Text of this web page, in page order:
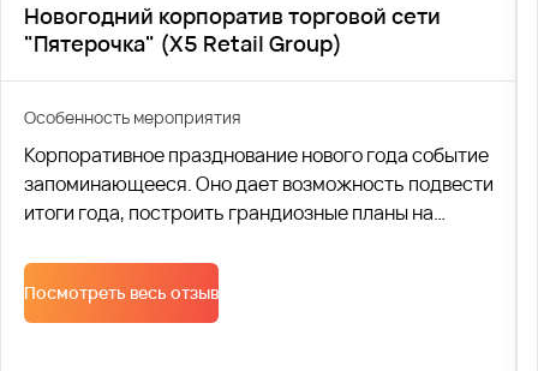
Новогодний корпоратив торговой сети
"Пятерочка" (X5 Retail Group)
Особенность мероприятия
Корпоративное празднование нового года событие
запоминающееся. Оно дает возможность подвести
итоги года, построить грандиозные планы на
Поэтому профессиональная транспортная
логистика, один из основных элементов удачного
праздника. Компания Автобус1 помогла
Посмотреть весь отзыв